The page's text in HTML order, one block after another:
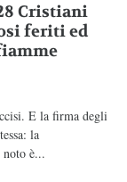
Cristiani
feriti ed
E la firma degli
la
è...